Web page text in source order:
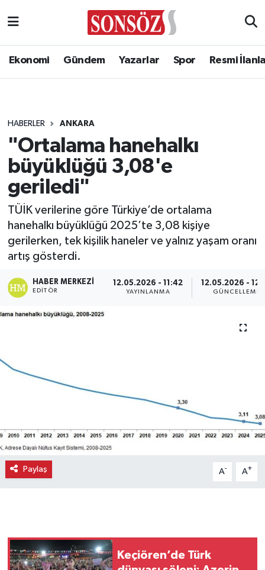
Ekonomi Gündem Yazarlar Spor Resmi
HABERLER ANKARA
"Ortalama hanehalkı
büyüklüğü 3,08'e
geriledi"
TÜİK verilerine göre Türkiye’de ortalama
hanehalkı büyüklüğü 2025’te 3,08 kişiye
gerilerken, tek kişilik haneler ve yalnız yaşam oranı
artış gösterdi.
HABER MERKEZI
EDITÖR
12.05.2026 - 11:42
YAYINLANMA
12.05.2026 -
GÜNCELLEME
Paylaş A- A+
Keçiören’de Türk